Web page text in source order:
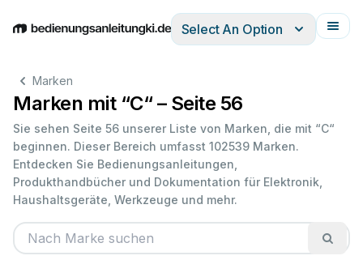
EnglishDeutschEspañolItalianoFrançais
Select An Option
Marken
Marken mit “C“ – Seite 56
Sie sehen Seite 56 unserer Liste von Marken, die mit “C“
beginnen. Dieser Bereich umfasst 102539 Marken.
Entdecken Sie Bedienungsanleitungen,
Produkthandbücher und Dokumentation für Elektronik,
Haushaltsgeräte, Werkzeuge und mehr.